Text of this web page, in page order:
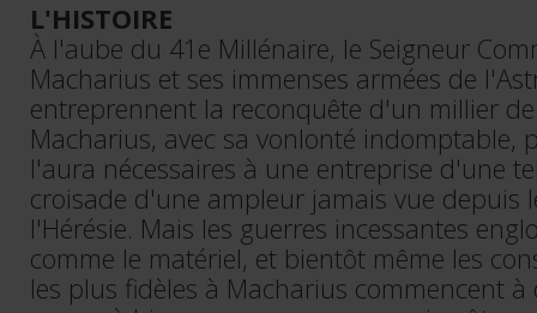
L'HISTOIRE
À l'aube du 41e Millénaire, le Seigneur
Macharius et ses immenses armées de
entreprennent la reconquête d'un millier
Macharius, avec sa vonlonté indomptable,
l'aura nécessaires à une entreprise d'une
croisade d'une ampleur jamais vue depuis
l'Hérésie. Mais les guerres incessantes
comme le matériel, et bientôt même les
les plus fidèles à Macharius commencent